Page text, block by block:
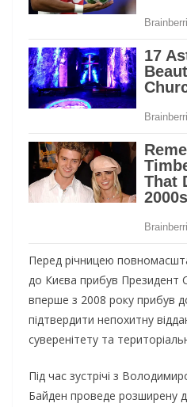
Перед річницею
до Києва прибув
вперше з 2008 року прибув
підтвердити непохитну
суверенітету та
Під час зустрічі з
Байден проведе розширену